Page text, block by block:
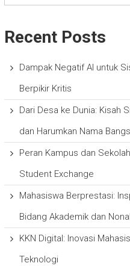
Recent Posts
Dampak Negatif AI untuk
Berpikir Kritis
Dari Desa ke Dunia: Kisah
dan Harumkan Nama
Peran Kampus dan
Student Exchange
Mahasiswa Berprestasi:
Bidang Akademik dan
KKN Digital: Inovasi
Teknologi